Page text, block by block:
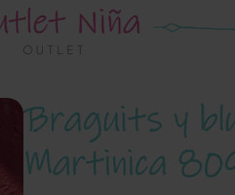
Niña
OUTLET
Braguits y
Martinica